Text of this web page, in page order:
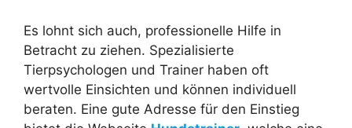
Es lohnt sich auch, professionelle Hilfe in
Betracht zu ziehen. Spezialisierte
Tierpsychologen und Trainer haben oft
wertvolle Einsichten und können individuell
beraten. Eine gute Adresse für den Einstieg